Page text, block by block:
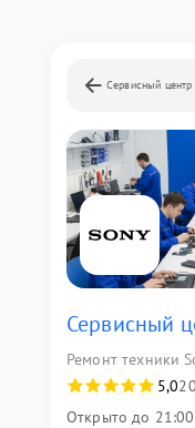
Сервисный центр
Сервисный
Ремонт техники
5,0
Открыто до 21:00